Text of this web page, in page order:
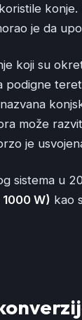
je da
koji su
može
je
sistema u
W) kao